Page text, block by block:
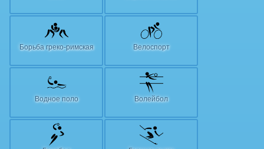
Борьба греко-римская Велоспорт
Водное поло Волейбол